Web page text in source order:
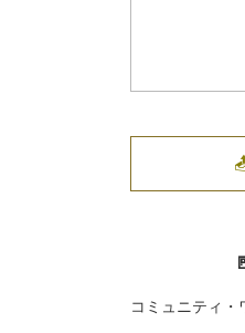
コミュニティ